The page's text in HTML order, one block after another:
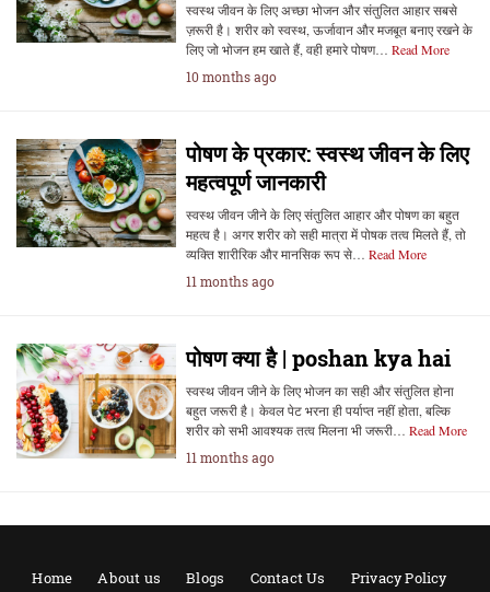
स्वस्थ जीवन के लिए अच्छा भोजन और संतुलित आहार सबसे
ज़रूरी है। शरीर को स्वस्थ, ऊर्जावान और मजबूत बनाए रखने के
लिए जो भोजन हम खाते हैं, वही हमारे पोषण… Read More
10 months ago
पोषण के प्रकार: स्वस्थ जीवन के लिए
महत्वपूर्ण जानकारी
स्वस्थ जीवन जीने के लिए संतुलित आहार और पोषण का बहुत
महत्व है। अगर शरीर को सही मात्रा में पोषक तत्व मिलते हैं, तो
व्यक्ति शारीरिक और मानसिक रूप से… Read More
11 months ago
पोषण क्या है | poshan kya hai
स्वस्थ जीवन जीने के लिए भोजन का सही और संतुलित होना
बहुत जरूरी है। केवल पेट भरना ही पर्याप्त नहीं होता, बल्कि
शरीर को सभी आवश्यक तत्व मिलना भी जरूरी… Read More
11 months ago
Home About us Blogs Contact Us Privacy Policy